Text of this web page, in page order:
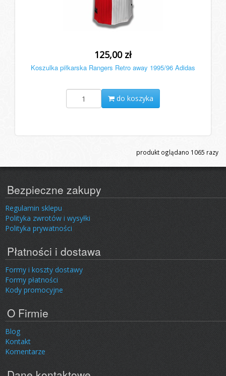
125,00 zł
Koszulka piłkarska Rangers Retro away 1995/96 Adidas
do koszyka
produkt oglądano 1065 razy
Bezpieczne zakupy
Regulamin sklepu
Polityka zwrotów i wysyłki
Polityka prywatności
Płatności i dostawa
Formy i koszty dostawy
Formy płatności
Kody promocyjne
O Firmie
Blog
Kontakt
Komentarze